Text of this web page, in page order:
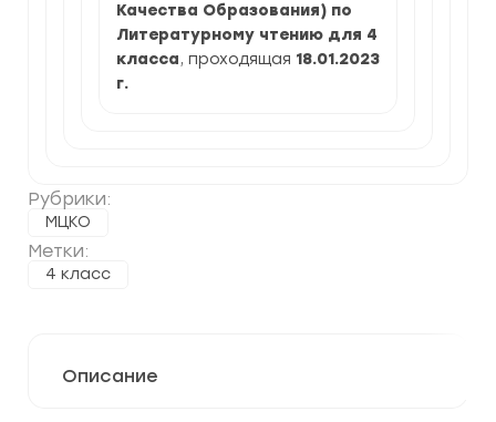
Качества Образования) по
Литературному чтению для 4
класса, проходящая 18.01.2023
г.
Рубрики:
МЦКО
Метки:
4 класс
Описание